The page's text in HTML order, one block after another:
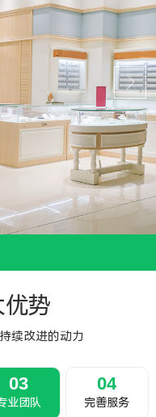
案例
优势
续改进的动力
03
业团队
04
完善服务